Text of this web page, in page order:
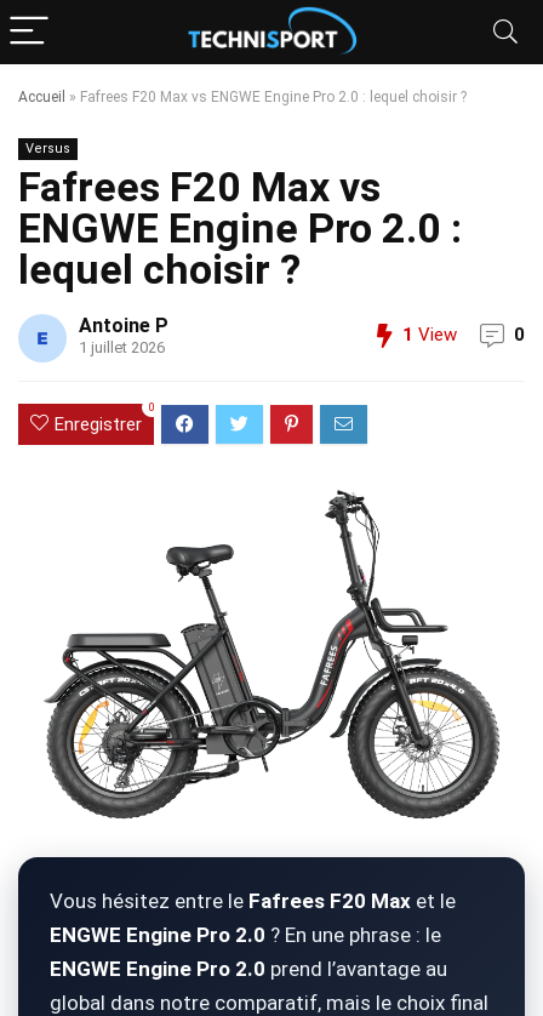
Accueil » Fafrees F20 Max vs ENGWE Engine Pro 2.0 : lequel choisir ?
Versus
Fafrees F20 Max vs
ENGWE Engine Pro 2.0 :
lequel choisir ?
Antoine P
1 juillet 2026
1 View 0
Enregistrer
0
Vous hésitez entre le Fafrees F20 Max et le
ENGWE Engine Pro 2.0 ? En une phrase : le
ENGWE Engine Pro 2.0 prend l’avantage au
global dans notre comparatif, mais le choix final